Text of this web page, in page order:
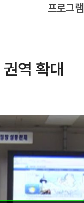
프로그램
역 확대